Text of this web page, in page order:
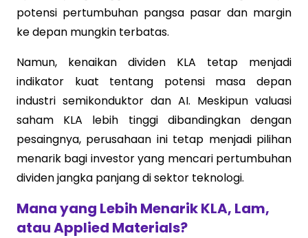
potensi pertumbuhan pangsa pasar dan margin
ke depan mungkin terbatas.
Namun, kenaikan dividen KLA tetap menjadi
indikator kuat tentang potensi masa depan
industri semikonduktor dan AI. Meskipun valuasi
saham KLA lebih tinggi dibandingkan dengan
pesaingnya, perusahaan ini tetap menjadi pilihan
menarik bagi investor yang mencari pertumbuhan
dividen jangka panjang di sektor teknologi.
Mana yang Lebih Menarik KLA, Lam,
atau Applied Materials?